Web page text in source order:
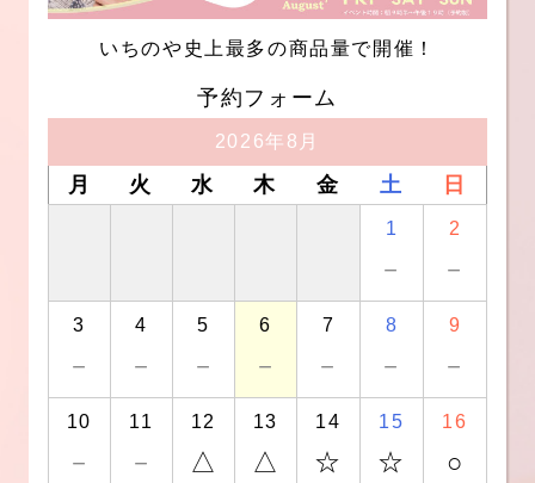
いちのや史上最多の商品量で開催！
予約フォーム
2026年8月
月 火 水 木 金 土 日
1
－
2
－
3
－
4
－
5
－
6
－
7
－
8
－
9
－
10
－
11
－
12
△
13
△
14
☆
15
☆
16
○